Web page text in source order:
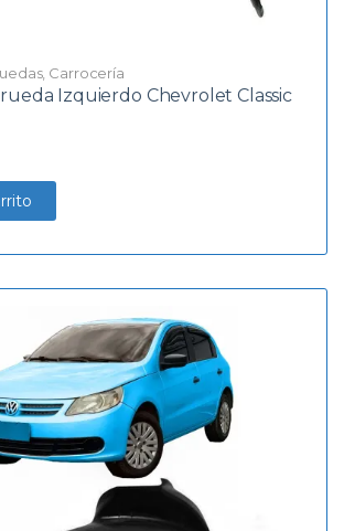
, Carrocería
Izquierdo Chevrolet Classic